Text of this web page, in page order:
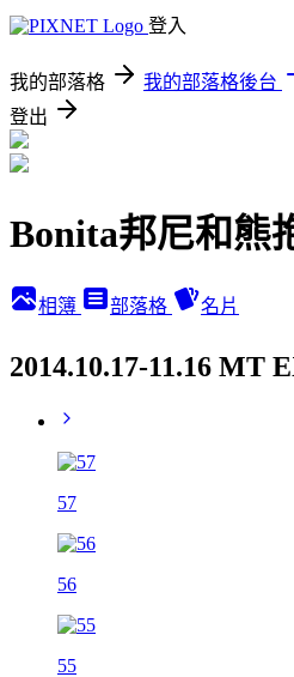
登入
我的部落格 我的部落格後台
登出
Bonita邦尼和熊
相簿 部落格 名片
2014.10.17-11.16 MT
57
56
55